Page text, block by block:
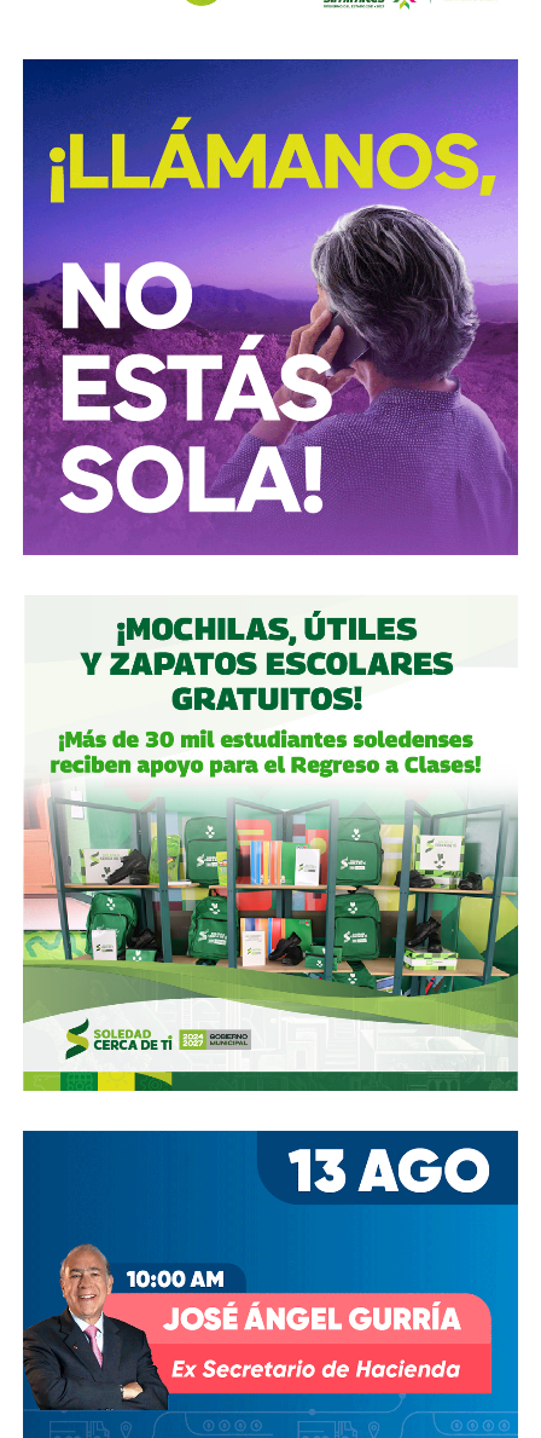
planteado esta posibilidad al presidente estadounidense
Donald Trump durante su encuentro del 28 de julio en la
Casa Blanca.
Sin embargo, hasta ahora Washington no ha autorizado el
acceso solicitado.
La petición ocurre además en un momento en el que
Ucrania depende cada vez más de sus aliados para
sostener su defensa aérea. Kiev desarrolla su propio
sistema de defensa bajo el proyecto Freya, pero este no
estaría listo sino hasta el próximo año.
Mientras tanto, la amenaza rusa continúa aumentando y
Ucrania se prepara para una nueva temporada de invierno
en la que teme un incremento de los ataques contra
infraestructura y ciudades.
intento de cambiar la lógica de la defensa: dejar de gastar
exclusivamente los escasos misiles interceptores para
destruir los proyectiles rusos y tratar de impedir que
estos sean lanzados desde el origen.
Con información deEl País.
También lee:Adolescente mata a siete personas en
escuela de Tailandia